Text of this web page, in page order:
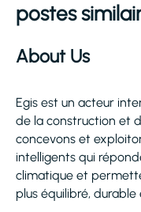
postes
About Us
Egis est un acteur
de la construction et
concevons et
intelligents qui
climatique et
plus équilibré, durable